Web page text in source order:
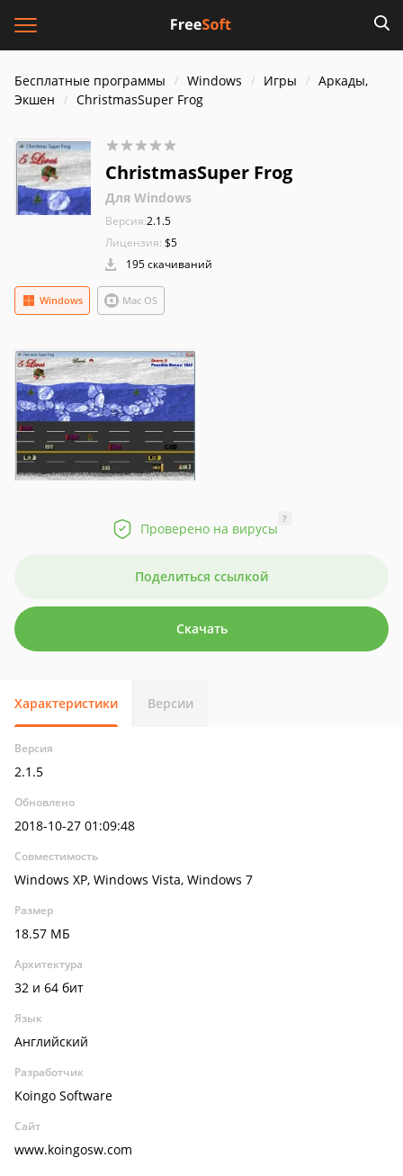
Бесплатные программы Windows Игры
Аркады,
Экшен
ChristmasSuper Frog
ChristmasSuper Frog
Для Windows
Версия:2.1.5
Лицензия: $5
195 скачиваний
Mac OS
Windows
Проверено на вирусы
?
Поделиться ссылкой
Скачать
Характеристики Версии
Версия
2.1.5
Обновлено
2018-10-27 01:09:48
Совместимость
Windows XP, Windows Vista, Windows 7
Размер
18.57 МБ
Архитектура
32 и 64 бит
Язык
Английский
Разработчик
Koingo Software
Сайт
www.koingosw.com